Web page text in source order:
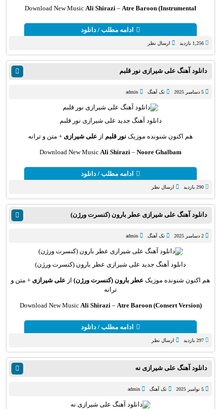
Download New Music Ali Shirazi – Atre Baroon (Instrumental
ادامه مطلب / دانلود
1,256 بازدید ارسال نظر
دانلود آهنگ علی شیرازی نور قلبم
5 دسامبر 2025 تک آهنگ admin
دانلود آهنگ جدید علی شیرازی نور قلبم
هم اکنون شنونده موزیک نور قلبم از علی شیرازی + متن و ترانه
Download New Music Ali Shirazi – Noore Ghalbam
ادامه مطلب / دانلود
290 بازدید ارسال نظر
دانلود آهنگ علی شیرازی عطر بارون (کنسرت ورژن)
2 دسامبر 2025 تک آهنگ admin
دانلود آهنگ جدید علی شیرازی عطر بارون (کنسرت ورژن)
هم اکنون شنونده موزیک عطر بارون (کنسرت ورژن) از علی شیرازی + متن و
ترانه
Download New Music Ali Shirazi– Atre Baroon (Consert Version)
ادامه مطلب / دانلود
297 بازدید ارسال نظر
دانلود آهنگ علی شیرازی نه
5 نوامبر 2025 تک آهنگ admin